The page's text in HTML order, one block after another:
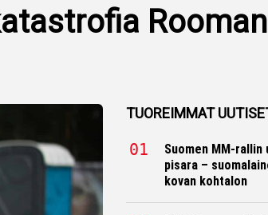
TUOREIMMAT
Suomen MM-
pisara –
kovan kohtalon